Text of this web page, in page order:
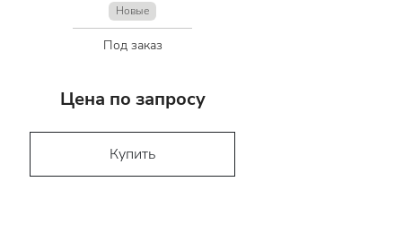
Новые
Под заказ
Цена по запросу
Купить